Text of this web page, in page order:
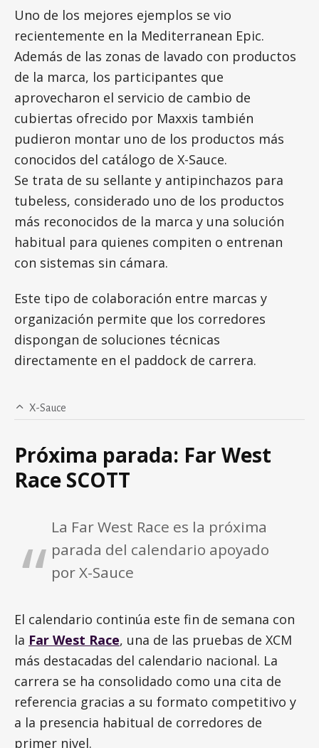
Uno de los mejores ejemplos se vio
recientemente en la Mediterranean Epic.
Además de las zonas de lavado con productos
de la marca, los participantes que
aprovecharon el servicio de cambio de
cubiertas ofrecido por Maxxis también
pudieron montar uno de los productos más
conocidos del catálogo de X-Sauce.
Se trata de su sellante y antipinchazos para
tubeless, considerado uno de los productos
más reconocidos de la marca y una solución
habitual para quienes compiten o entrenan
con sistemas sin cámara.
Este tipo de colaboración entre marcas y
organización permite que los corredores
dispongan de soluciones técnicas
directamente en el paddock de carrera.
X-Sauce
Próxima parada: Far West
Race SCOTT
La Far West Race es la próxima
parada del calendario apoyado
por X-Sauce
El calendario continúa este fin de semana con
la Far West Race, una de las pruebas de XCM
más destacadas del calendario nacional. La
carrera se ha consolidado como una cita de
referencia gracias a su formato competitivo y
a la presencia habitual de corredores de
primer nivel.